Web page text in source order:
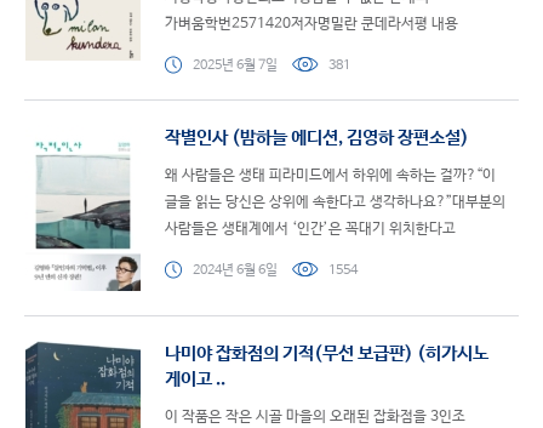
가벼움학번2571420저자명밀란 쿤데라서평 내용
이상 작성)■ 도서..
2025년 6월 7일 381
작별인사 (밤하늘 에디션, 김영하 장편소설)
왜 사람들은 생태 피라미드에서 하위에 속하는 걸까?“이
글을 읽는 당신은 상위에 속한다고 생각하나요?”대부분의
사람들은 생태계에서 ‘인간’은 꼭대기 위치한다고
2024년 6월 6일 1554
나미야 잡화점의 기적(무선 보급판) (히가시노
게이고 ..
이 작품은 작은 시골 마을의 오래된 잡화점을 3인조